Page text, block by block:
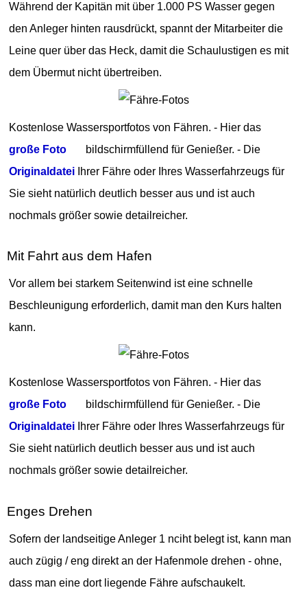
Während der Kapitän mit über 1.000 PS Wasser gegen
den Anleger hinten rausdrückt, spannt der Mitarbeiter die
Leine quer über das Heck, damit die Schaulustigen es mit
dem Übermut nicht übertreiben.
Kostenlose Wassersportfotos von Fähren. - Hier das
große Foto
bildschirmfüllend für Genießer. - Die
Originaldatei Ihrer Fähre oder Ihres Wasserfahrzeugs für
Sie sieht natürlich deutlich besser aus und ist auch
nochmals größer sowie detailreicher.
Mit Fahrt aus dem Hafen
Vor allem bei starkem Seitenwind ist eine schnelle
Beschleunigung erforderlich, damit man den Kurs halten
kann.
Kostenlose Wassersportfotos von Fähren. - Hier das
große Foto
bildschirmfüllend für Genießer. - Die
Originaldatei Ihrer Fähre oder Ihres Wasserfahrzeugs für
Sie sieht natürlich deutlich besser aus und ist auch
nochmals größer sowie detailreicher.
Enges Drehen
Sofern der landseitige Anleger 1 nciht belegt ist, kann man
auch zügig / eng direkt an der Hafenmole drehen - ohne,
dass man eine dort liegende Fähre aufschaukelt.